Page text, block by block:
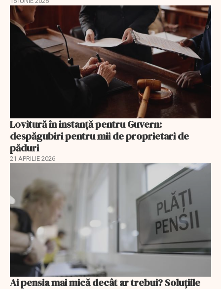
Lovitură în instanță pentru Guvern:
despăgubiri pentru mii de proprietari de
păduri
21 APRILIE 2026
Ai pensia mai mică decât ar trebui? Soluţiile